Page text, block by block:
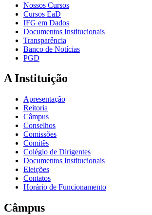
Nossos Cursos
Cursos EaD
IFG em Dados
Documentos Institucionais
Transparência
Banco de Notícias
PGD
A Instituição
Apresentação
Reitoria
Câmpus
Conselhos
Comissões
Comitês
Colégio de Dirigentes
Documentos Institucionais
Eleições
Contatos
Horário de Funcionamento
Câmpus